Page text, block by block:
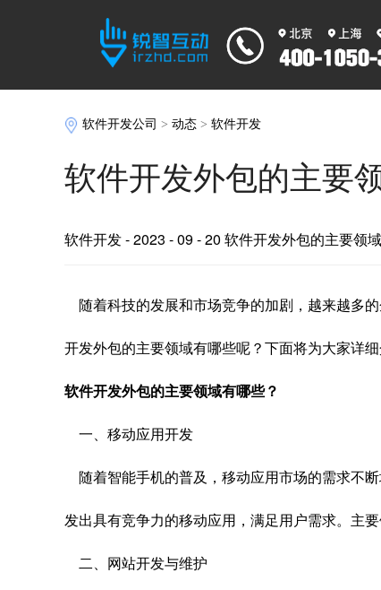
软件开发公司 >动态 >软件开发
软件开发外包的主要
软件开发- 2023 - 09 - 20 软件开发外包的主要领
随着科技的发展和市场竞争的加剧，越来越多
开发外包的主要领域有哪些呢？下面将为大家详细
软件开发外包的主要领域有哪些？
一、移动应用开发
随着智能手机的普及，移动应用市场的需求不
发出具有竞争力的移动应用，满足用户需求。主
二、网站开发与维护